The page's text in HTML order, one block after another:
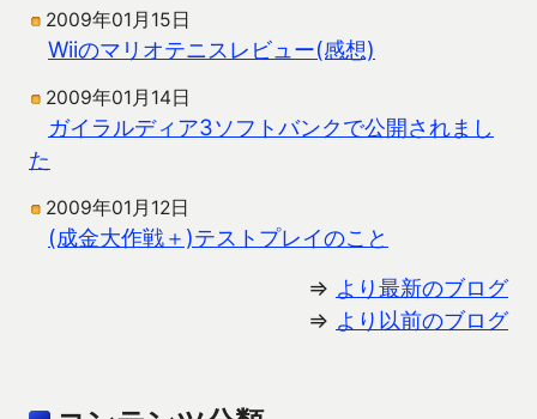
2009年01月15日
Wiiのマリオテニスレビュー(感想)
2009年01月14日
ガイラルディア3ソフトバンクで公開されまし
た
2009年01月12日
(成金大作戦＋)テストプレイのこと
⇒ より最新のブログ
⇒ より以前のブログ